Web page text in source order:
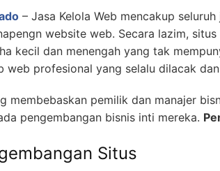
– Jasa Kelola Web mencakup
website web. Secara lazim,
kecil dan menengah yang tak
web profesional yang selalu dilacak
membebaskan pemilik dan manajer
pengembangan bisnis inti mereka.
Situs